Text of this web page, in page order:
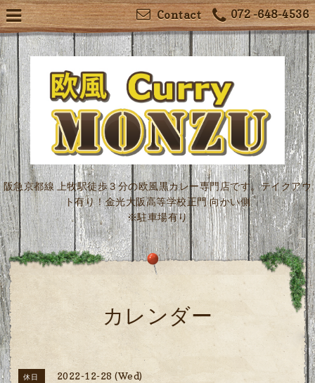
072 -648-4536
Contact
阪急京都線 上牧駅徒歩３分の欧風黒カレー専門店です。テイクアウ
ト有り！金光大阪高等学校正門 向かい側
※駐車場有り
カレンダー
休日 2022-12-28 (Wed)